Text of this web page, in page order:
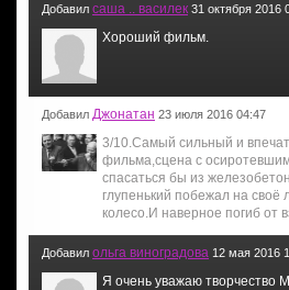
Добавил саша .. василек 31 октября 2016
Хороший фильм.
Добавил Джонатан 23 июля 2016 04:47
3/10.Самый сильный и
фильма,сцена с
спасаться бы из
глупенький побежал на своё
колесо.И наверное погиб от
Добавил ольга виноградова 12 мая 2016
Я очень уважаю творчество